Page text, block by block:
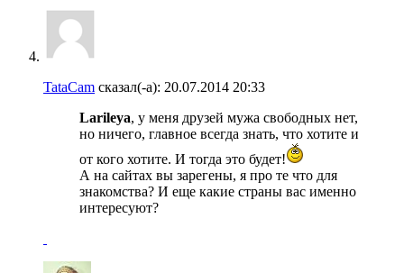
TataCam сказал(-а): 20.07.2014 20:33
Larileya, у меня друзей мужа свободных нет,
но ничего, главное всегда знать, что хотите и
от кого хотите. И тогда это будет!
А на сайтах вы зарегены, я про те что для
знакомства? И еще какие страны вас именно
интересуют?